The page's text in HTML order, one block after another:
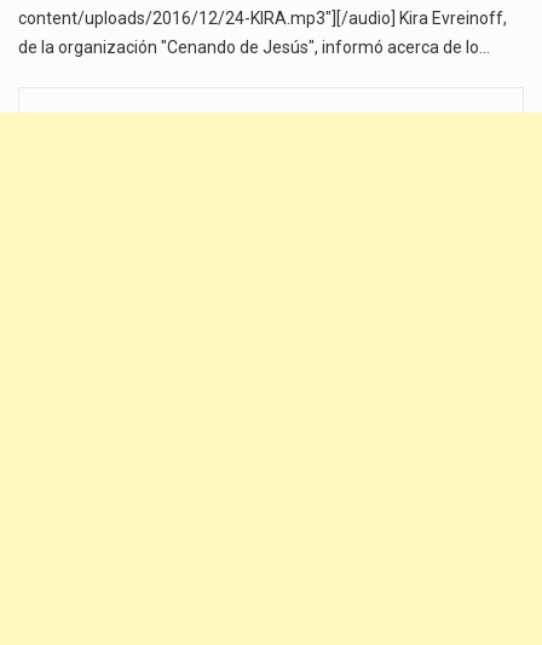
content/uploads/2016/12/24-KIRA.mp3"][/audio] Kira Evreinoff,
de la organización "Cenando de Jesús", informó acerca de lo…